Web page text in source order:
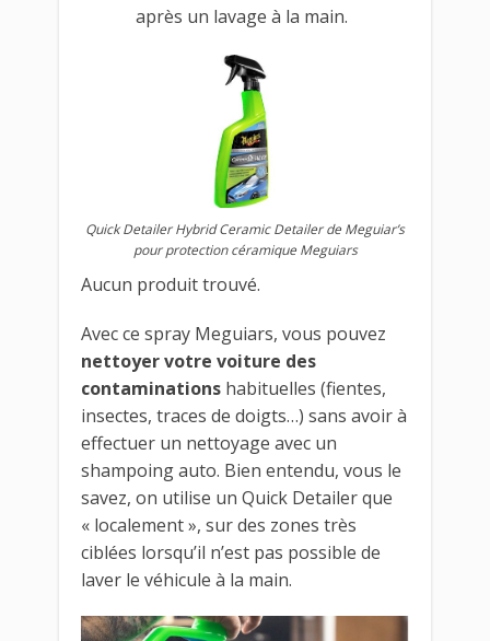
après un lavage à la main.
Quick Detailer Hybrid Ceramic Detailer de Meguiar’s
pour protection céramique Meguiars
Aucun produit trouvé.
Avec ce spray Meguiars, vous pouvez
nettoyer votre voiture des
contaminations habituelles (fientes,
insectes, traces de doigts…) sans avoir à
effectuer un nettoyage avec un
shampoing auto. Bien entendu, vous le
savez, on utilise un Quick Detailer que
« localement », sur des zones très
ciblées lorsqu’il n’est pas possible de
laver le véhicule à la main.